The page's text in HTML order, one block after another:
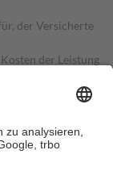
der Versicherte
der Leistung